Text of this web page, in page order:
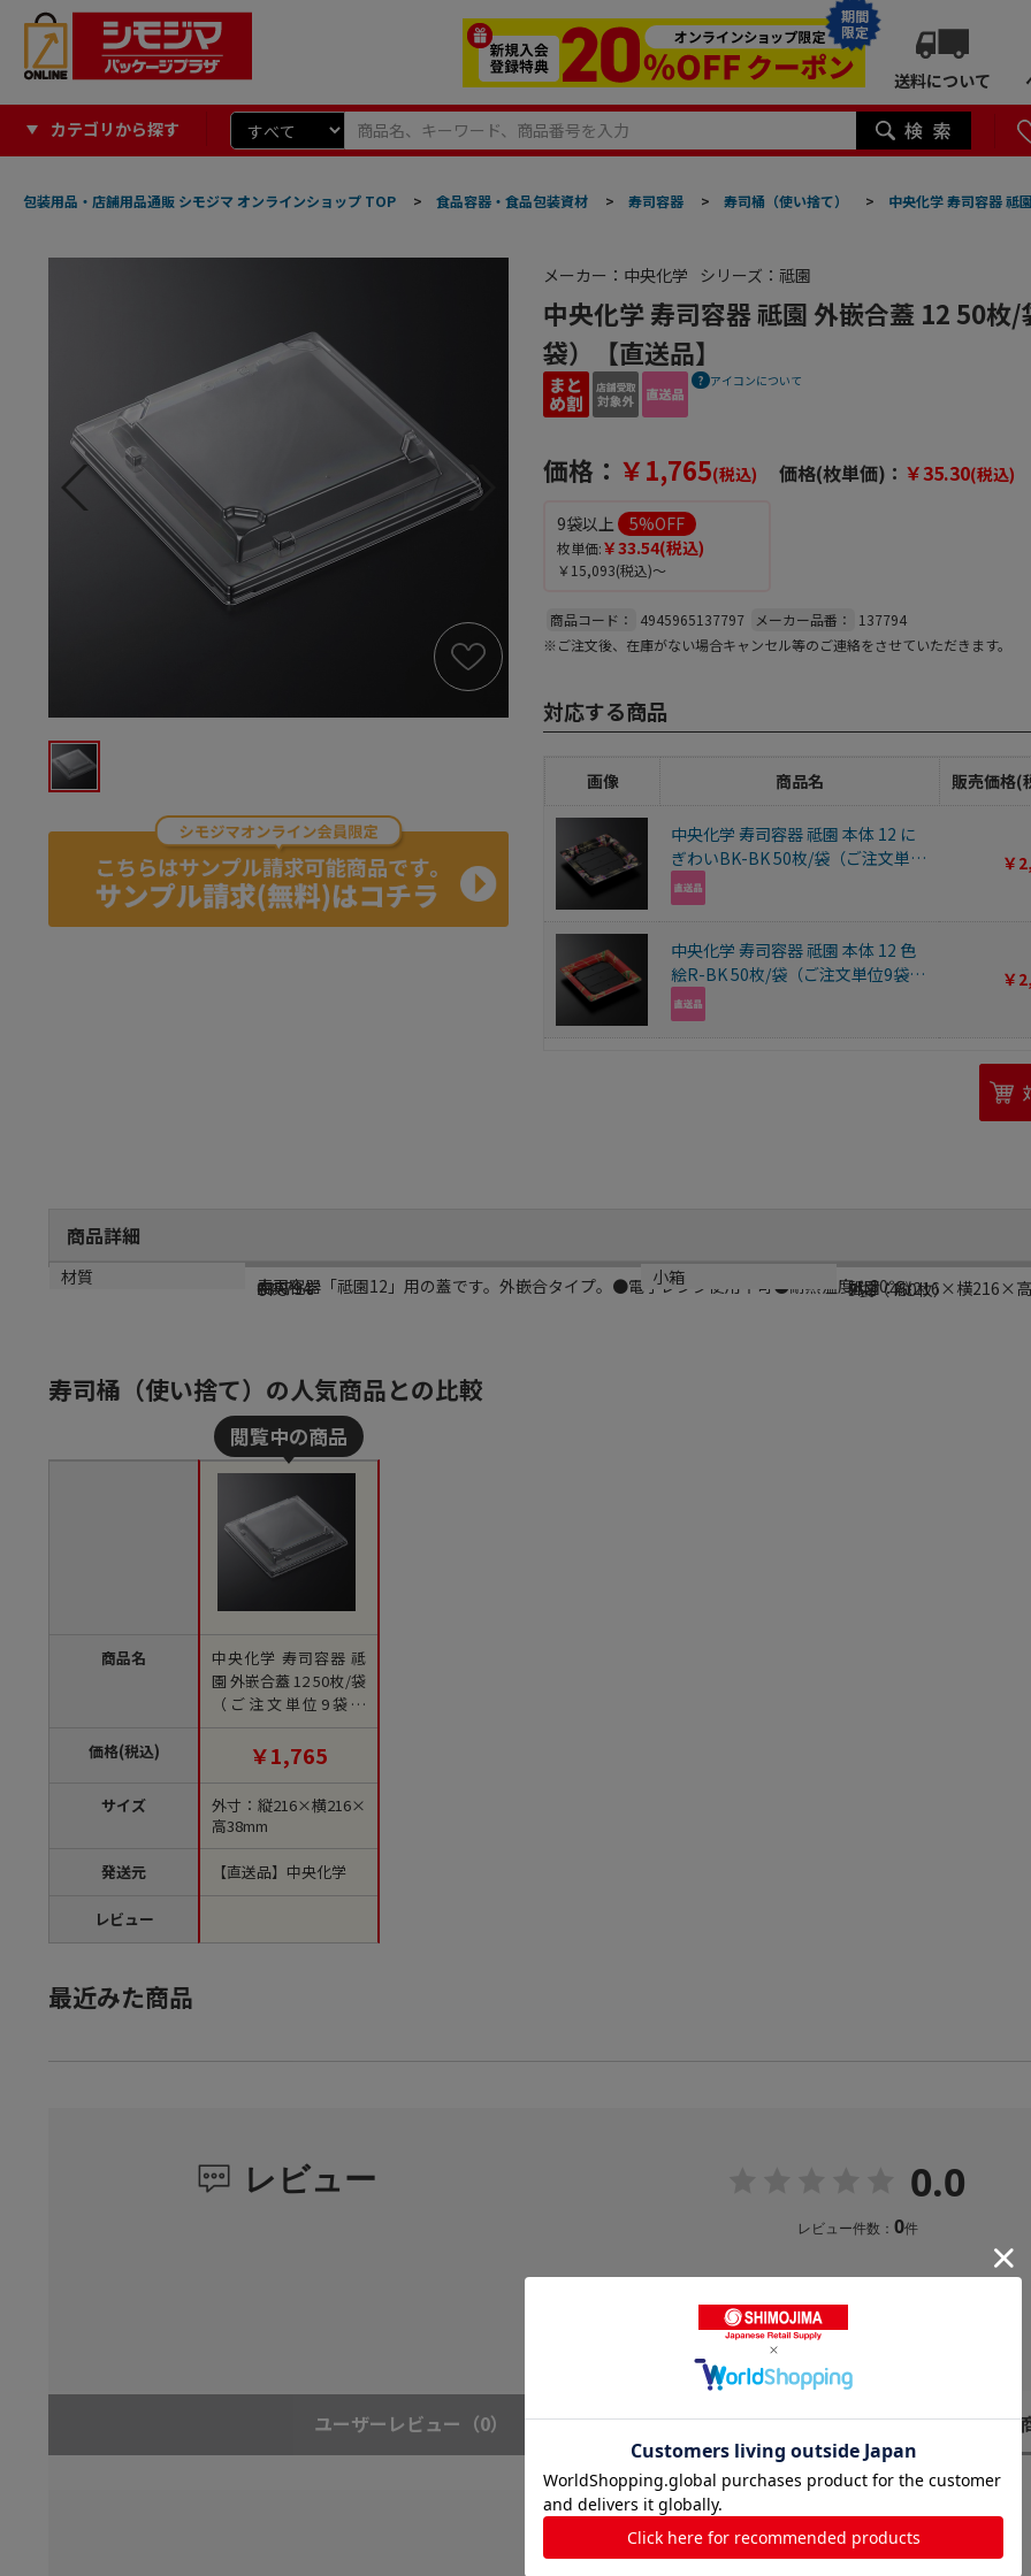
期間
限定
送料について
カテゴリから探す
包装用品・店舗用品通販 シモジマ オンラインショップ TOP > 食品容器・食品包装資材 > 寿司容器 > 寿司桶（使い捨て） > 中央化学 寿司容器 祗
メーカー：中央化学 シリーズ：祗園
中央化学 寿司容器 祗園 外嵌合蓋 12 50枚
袋）【直送品】
アイコンについて
価格： ￥1,765(税込) 価格(枚単価)： ￥35.30(税込)
9袋以上 5%OFF
枚単価:￥33.54(税込)
￥15,093(税込)～
商品コード： 4945965137797 メーカー品番：
137794
※ご注文後、在庫がない場合キャンセル等のご連絡をさせていただきます。
対応する商品
画像 商品名 販売価格(
中央化学 寿司容器 祗園 本体 12 に
ぎわいBK-BK 50枚/袋（ご注文単位
9袋）【直送品】
￥
中央化学 寿司容器 祗園 本体 12 色
絵R-BK 50枚/袋（ご注文単位9袋）
【直送品】
￥
商品詳細
商品説明
寿司容器「祗園12」用の蓋です。外嵌合タイプ。●電子レンジ使用不可●耐熱温度：80℃
メーカー名
中央化学
シリーズ名
祗園
メーカー品番
137794
サイズ
外寸：縦216×横216×
材質
OPS
小箱
9袋（450枚）
寿司桶（使い捨て）の人気商品との比較
商品名
価格(税込)
サイズ
発送元
レビュー
中央化学 寿司容器 祗
園 外嵌合蓋 12 50枚/袋
（ご注文単位9袋）
【直送品】
￥1,765
外寸：縦216×横216×
高38mm
【直送品】中央化学
最近みた商品
レビュー 0.0
レビュー件数： 0件
ユーザーレビュー （0）
レビューはありません。